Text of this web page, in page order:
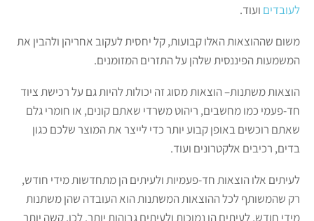
לעובדים ועוד.
משום שההוצאות האלו קבועות, קל יחסית לעקוב אחריהן ולהבין את
המשמעות הפיננסית שלהן על התזרים המזומנים.
הוצאות משתנות– הוצאות מסוג זה יכולות להיות גם על רכישת ציוד
חד-פעמי כמו מחשבים, ריהוט משרדי שאתם קונים, או חומרי גלם
שאתם רוכשים באופן קבוע יותר כדי לייצר את המוצר שלכם כגון
בדים, רכיבים אלקטרונים ועוד.
לעיתים אלו הוצאות חד-פעמיות ולעיתים הן מתחדשות מידי חודש,
רק שהמשותף לכל ההוצאות המשתנות הוא העובדה שהן משתנות
מידי חודש, לעיתים הן נמוכות ולעיתים גבוהות יותר. לכן, קשה יותר